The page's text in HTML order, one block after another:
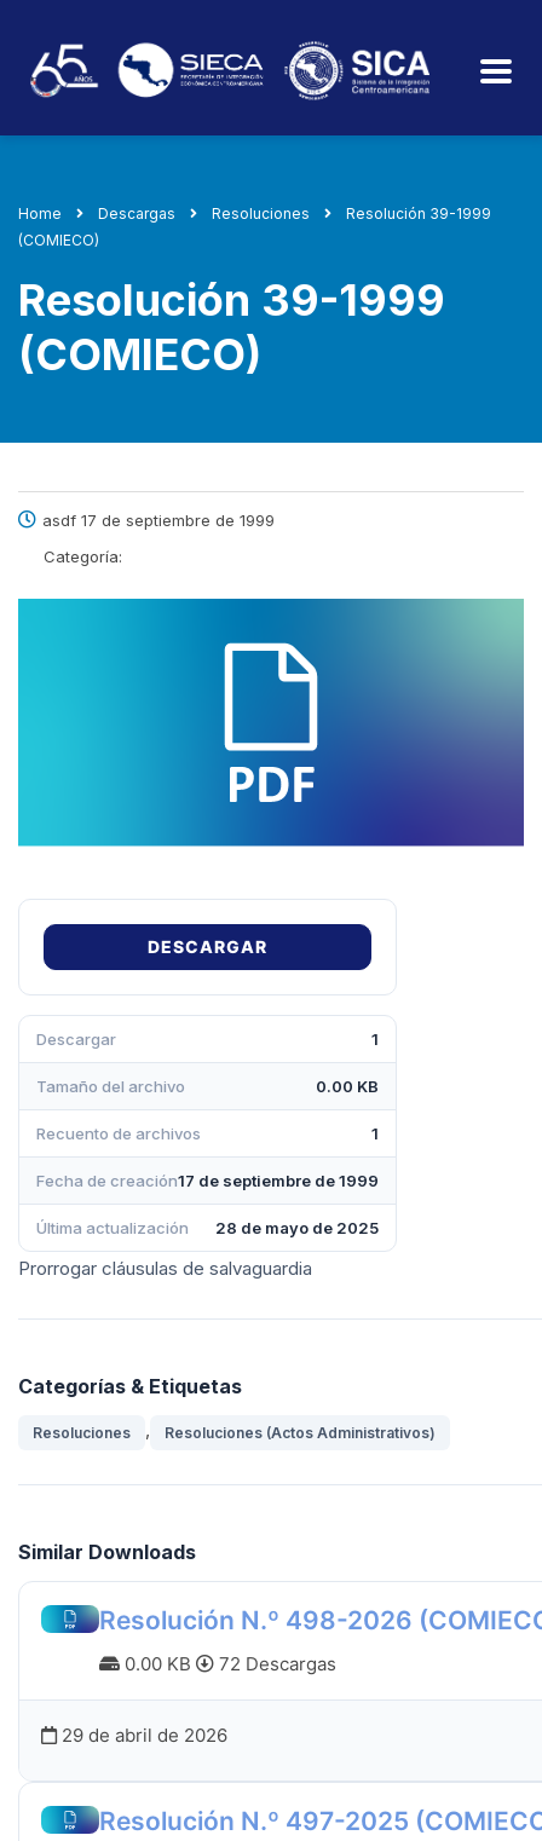
Home Descargas Resoluciones
Resolución 39-1999
(COMIECO)
Resolución 39-1999
(COMIECO)
asdf 17 de septiembre de 1999
Categoría:
DESCARGAR
Descargar 1
Tamaño del archivo 0.00 KB
Recuento de archivos 1
Fecha de creación17 de septiembre de 1999
Última actualización 28 de mayo de 2025
Prorrogar cláusulas de salvaguardia
Categorías & Etiquetas
Resoluciones , Resoluciones (Actos Administrativos)
Similar Downloads
Resolución N.º 498-2026
0.00 KB 72 Descargas
29 de abril de 2026
Resolución N.º 497-2025